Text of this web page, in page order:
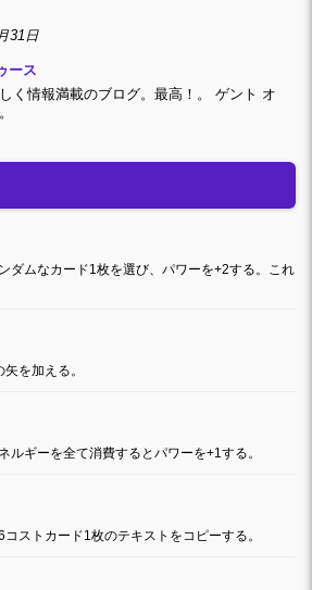
31日
ース
く情報満載のブログ。最高！。 ゲント オ
ダムなカード1枚を選び、パワーを+2する。これ
を加える。
ルギーを全て消費するとパワーを+1する。
ストカード1枚のテキストをコピーする。